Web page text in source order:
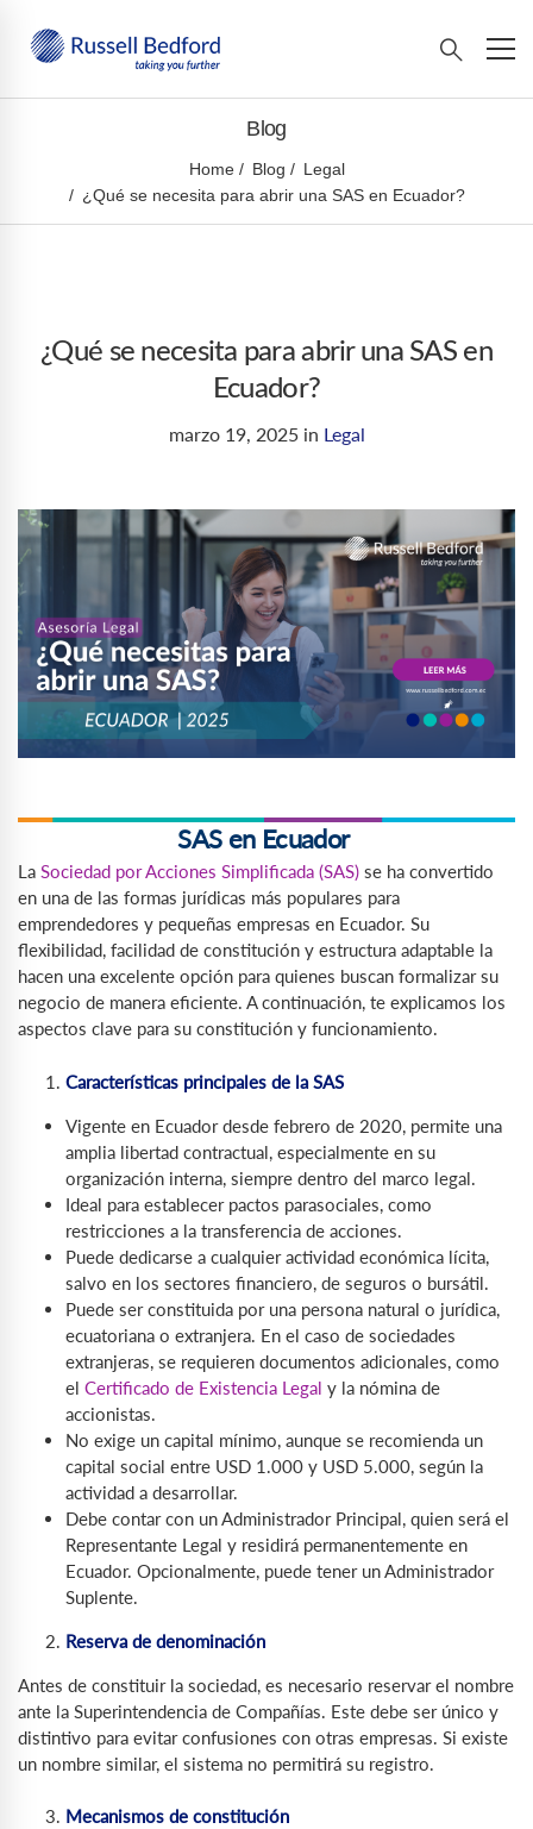
Blog
Home Blog
Legal
¿Qué se necesita para abrir una SAS en Ecuador?
¿Qué se necesita para abrir una SAS en
Ecuador?
marzo 19, 2025in Legal
SAS en Ecuador
La Sociedad por Acciones Simplificada (SAS) se ha convertido
en una de las formas jurídicas más populares para
emprendedores y pequeñas empresas en Ecuador. Su
flexibilidad, facilidad de constitución y estructura adaptable la
hacen una excelente opción para quienes buscan formalizar su
negocio de manera eficiente. A continuación, te explicamos los
aspectos clave para su constitución y funcionamiento.
Características principales de la SAS
Vigente en Ecuador desde febrero de 2020, permite una
amplia libertad contractual, especialmente en su
organización interna, siempre dentro del marco legal.
Ideal para establecer pactos parasociales, como
restricciones a la transferencia de acciones.
Puede dedicarse a cualquier actividad económica lícita,
salvo en los sectores financiero, de seguros o bursátil.
Puede ser constituida por una persona natural o jurídica,
ecuatoriana o extranjera. En el caso de sociedades
extranjeras, se requieren documentos adicionales, como
el Certificado de Existencia Legal y la nómina de
accionistas.
No exige un capital mínimo, aunque se recomienda un
capital social entre USD 1.000 y USD 5.000, según la
actividad a desarrollar.
Debe contar con un Administrador Principal, quien será el
Representante Legal y residirá permanentemente en
Ecuador. Opcionalmente, puede tener un Administrador
Suplente.
Reserva de denominación
Antes de constituir la sociedad, es necesario reservar el nombre
ante la Superintendencia de Compañías. Este debe ser único y
distintivo para evitar confusiones con otras empresas. Si existe
un nombre similar, el sistema no permitirá su registro.
Mecanismos de constitución